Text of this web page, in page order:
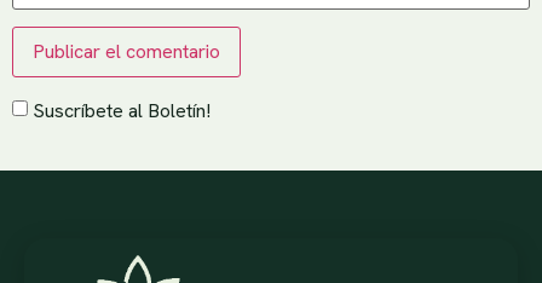
Suscríbete al Boletín!